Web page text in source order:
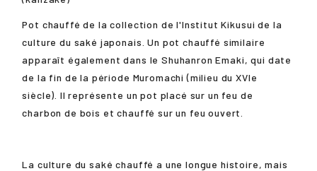
Pot chauffé de la collection de l'Institut Kikusui de la
culture du saké japonais. Un pot chauffé similaire
apparaît également dans le Shuhanron Emaki, qui date
de la fin de la période Muromachi (milieu du XVIe
siècle). Il représente un pot placé sur un feu de
charbon de bois et chauffé sur un feu ouvert.
La culture du saké chauffé a une longue histoire, mais